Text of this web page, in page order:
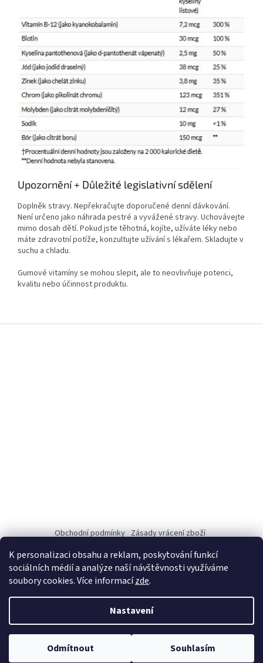
K personalizaci obsahu a reklam, poskytování funkcí
sociálních médií a analýze naší návštěvnosti využíváme
soubory cookies. Více informacízde.
Nastavení
Odmítnout Souhlasím
Upozornění + Důležité legislativní sdělení
Doplněk stravy. Nepřekračujte doporučené denní dávkování.
Není určeno jako náhrada pestré a vyvážené stravy. Uchovávejte
mimo dosah dětí. Pokud jste těhotná, kojíte, užíváte léky nebo
máte zdravotní potíže, konzultujte užívání s lékařem. Skladujte v
suchu a chladu.
Gumové vitamíny se mohou slepit, ale to neovlivňuje potenci,
kvalitu nebo účinnost produktu.
Obchodní podmínky Zásady vrácení zboží
Copyright 2026GUMACI.cz. Všechna práva vyhrazena.Upravit